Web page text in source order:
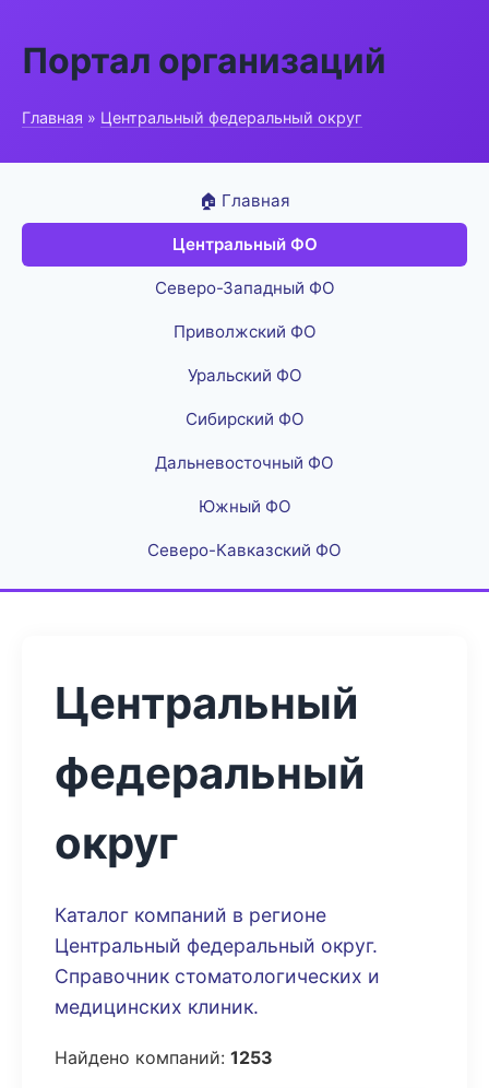
Портал организаций
Главная » Центральный федеральный округ
🏠 Главная
Центральный ФО
Северо-Западный ФО
Приволжский ФО
Уральский ФО
Сибирский ФО
Дальневосточный ФО
Южный ФО
Северо-Кавказский ФО
Центральный
федеральный
округ
Каталог компаний в регионе
Центральный федеральный округ.
Справочник стоматологических и
медицинских клиник.
Найдено компаний: 1253